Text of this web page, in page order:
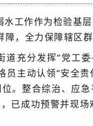
工作作为检验基
，全力保障辖区群
道充分发挥“党工
主动认领“安全
。整合综治、应
已成功预警并现